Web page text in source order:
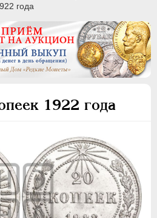
года
1922 года